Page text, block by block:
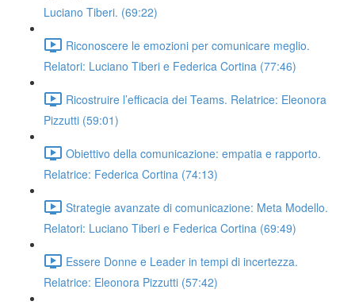
Luciano Tiberi. (69:22)
Riconoscere le emozioni per comunicare meglio.
Relatori: Luciano Tiberi e Federica Cortina (77:46)
Ricostruire l’efficacia dei Teams. Relatrice: Eleonora
Pizzutti (59:01)
Obiettivo della comunicazione: empatia e rapporto.
Relatrice: Federica Cortina (74:13)
Strategie avanzate di comunicazione: Meta Modello.
Relatori: Luciano Tiberi e Federica Cortina (69:49)
Essere Donne e Leader in tempi di incertezza.
Relatrice: Eleonora Pizzutti (57:42)